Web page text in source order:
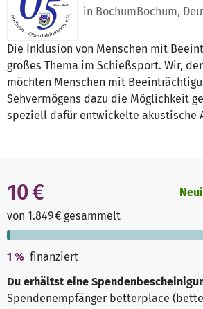
in BochumBochum,
Die Inklusion von Menschen mit
großes Thema im Schießsport. Wir,
möchten Menschen mit
Sehvermögens dazu die Möglichkeit
speziell dafür entwickelte akustische
10 €
von 1.849 € gesammelt
1 % finanziert
Du erhältst eine
Spendenempfänger betterplace